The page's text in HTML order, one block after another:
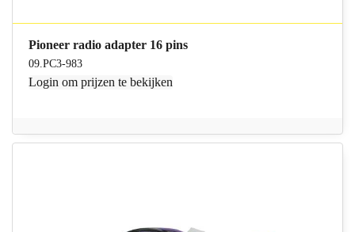
Pioneer radio adapter 16 pins
09.PC3-983
Login om prijzen te bekijken